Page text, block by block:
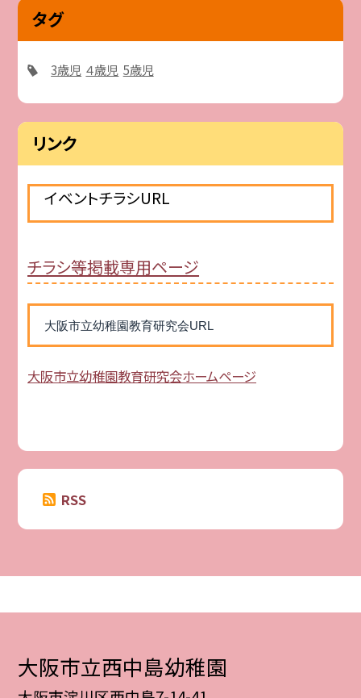
タグ
3歳児 ４歳児 5歳児
リンク
イベントチラシURL
チラシ等掲載専用ページ
大阪市立幼稚園教育研究会URL
大阪市立幼稚園教育研究会ホームページ
RSS
大阪市立西中島幼稚園